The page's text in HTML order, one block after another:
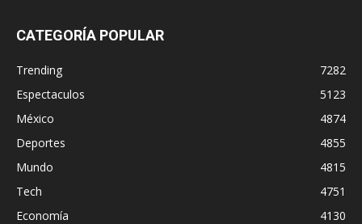
CATEGORÍA POPULAR
Trending
7282
Espectaculos
5123
México
4874
Deportes
4855
Mundo
4815
Tech
4751
Economía
4130